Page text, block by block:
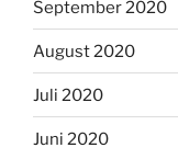
September 2020
August 2020
Juli 2020
Juni 2020